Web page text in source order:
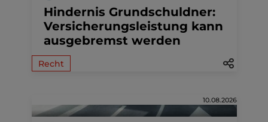
Hindernis Grundschuldner:
Versicherungsleistung kann
ausgebremst werden
Recht
10.08.2026